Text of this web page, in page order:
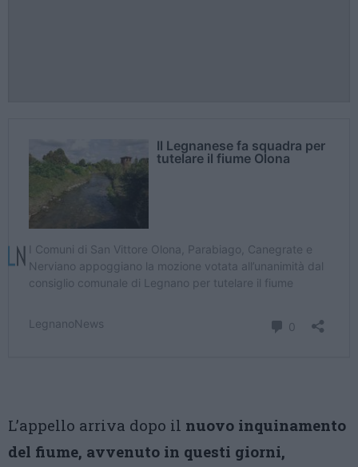
L’appello arriva dopo il nuovo inquinamento
del fiume, avvenuto in questi giorni,